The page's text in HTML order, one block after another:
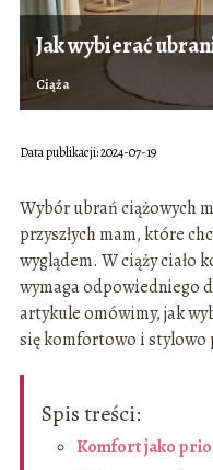
Jak wybierać
Ciąża
Data publikacji: 2024-07-19
Wybór ubrań ciążowych
przyszłych mam, które
wyglądem. W ciąży ciało
wymaga odpowiedniego
artykule omówimy, jak
się komfortowo i stylowo
Spis treści:
Komfort jako